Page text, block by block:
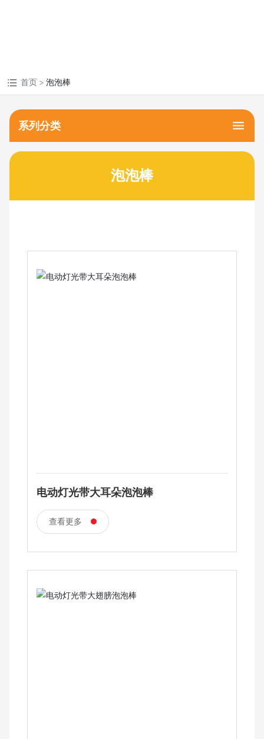
首页 泡泡棒
系列分类
泡泡棒
电动灯光带大耳朵泡泡棒
查看更多